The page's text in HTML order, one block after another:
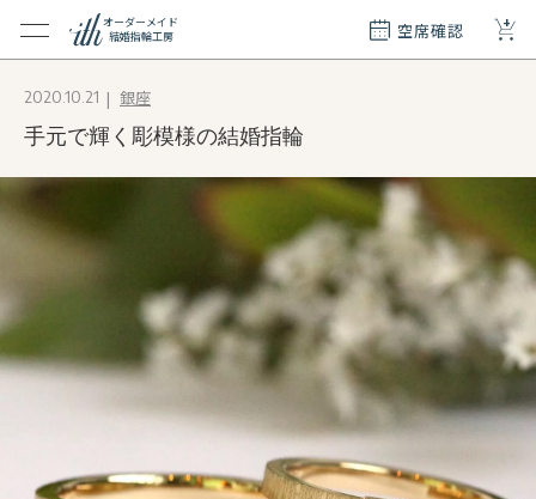
オーダーメイド
結婚指輪工房
空席確認 +
メイド
ー
2020.10.21 銀座
手元で輝く彫模様の結婚指輪